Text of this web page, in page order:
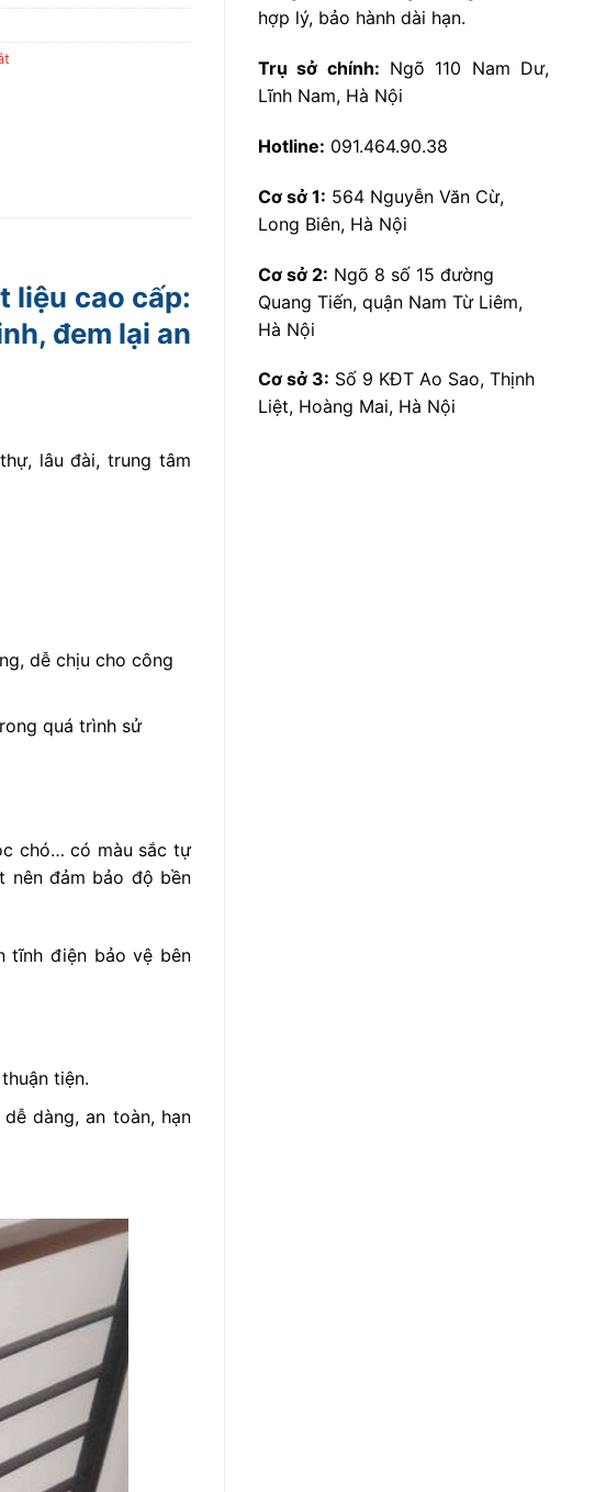
hợp lý, bảo hành dài hạn.
Trụ sở chính: Ngõ 110 Nam Dư,
Lĩnh Nam, Hà Nội
Hotline: 091.464.90.38
Cơ sở 1: 564 Nguyễn Văn Cừ,
Long Biên, Hà Nội
Cơ sở 2: Ngõ 8 số 15 đường
Quang Tiến, quận Nam Từ Liêm,
Hà Nội
Cơ sở 3: Số 9 KĐT Ao Sao, Thịnh
Liệt, Hoàng Mai, Hà Nội
liệu cao cấp:
đem lại an
lâu đài, trung tâm
dễ chịu cho công
quá trình sử
chó… có màu sắc tự
nên đảm bảo độ bền
tĩnh điện bảo vệ bên
tiện.
dàng, an toàn, hạn